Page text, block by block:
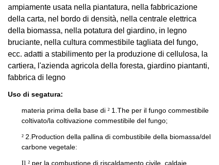
ampiamente usata nella piantatura, nella fabbricazione
della carta, nel bordo di densità, nella centrale elettrica
della biomassa, nella potatura del giardino, in legno
bruciante, nella cultura commestibile tagliata del fungo,
ecc. adatti a stabilimento per la produzione di cellulosa, la
cartiera, l'azienda agricola della foresta, giardino piantanti,
fabbrica di legno
Uso di segatura:
materia prima della base di ² 1.The per il fungo commestibile
coltivato/la coltivazione commestibile del fungo;
² 2.Production della pallina di combustibile della biomassa/del
carbone vegetale:
Il ² per la combustione di riscaldamento civile, caldaie